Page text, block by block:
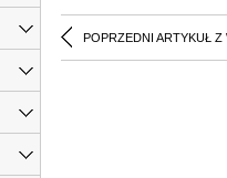
POPRZEDNI ARTYKUŁ Z